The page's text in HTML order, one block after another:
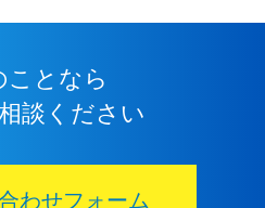
ことなら
談ください
わせフォーム